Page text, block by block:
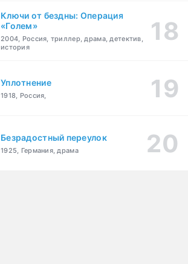
Ключи от бездны: Операция
«Голем»
2004, Россия, триллер, драма, детектив,
история
Уплотнение
1918, Россия,
Безрадостный переулок
1925, Германия, драма